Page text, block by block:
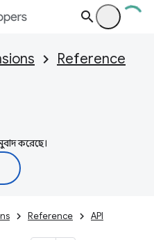
Reference
করেছে।
Reference API